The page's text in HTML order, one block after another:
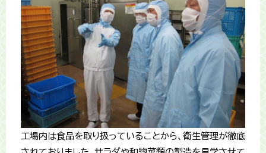
工場内は食品を取り扱っていることから、衛生管理が徹底